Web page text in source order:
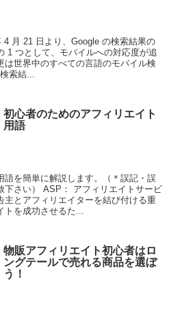
4 月 21 日より、Google の検索結果の
1 つとして、モバイルへの対応度が追
は世界中のすべての言語のモバイル検
索結...
初心者のためのアフィリエイト
用語
語を簡単に解説します。（＊誤記・誤
下さい） ASP： アフィリエイトサービ
主とアフィリエイターを結び付ける重
トを成功させるた...
物販アフィリエイト初心者はロ
ングテールで売れる商品を選ぼ
う！